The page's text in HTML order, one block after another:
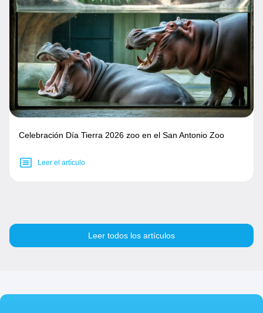
Celebración Día Tierra 2026 zoo en el San Antonio Zoo
Leer el artículo
Leer todos los artículos